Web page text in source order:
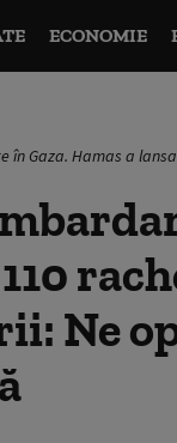
ECONOMIE
în Gaza. Hamas a
Ne